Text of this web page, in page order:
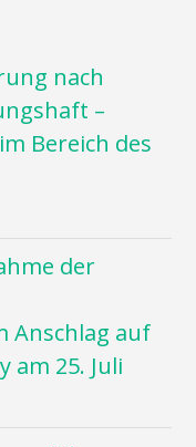
nach
–
Bereich des
der
Anschlag auf
am 25. Juli